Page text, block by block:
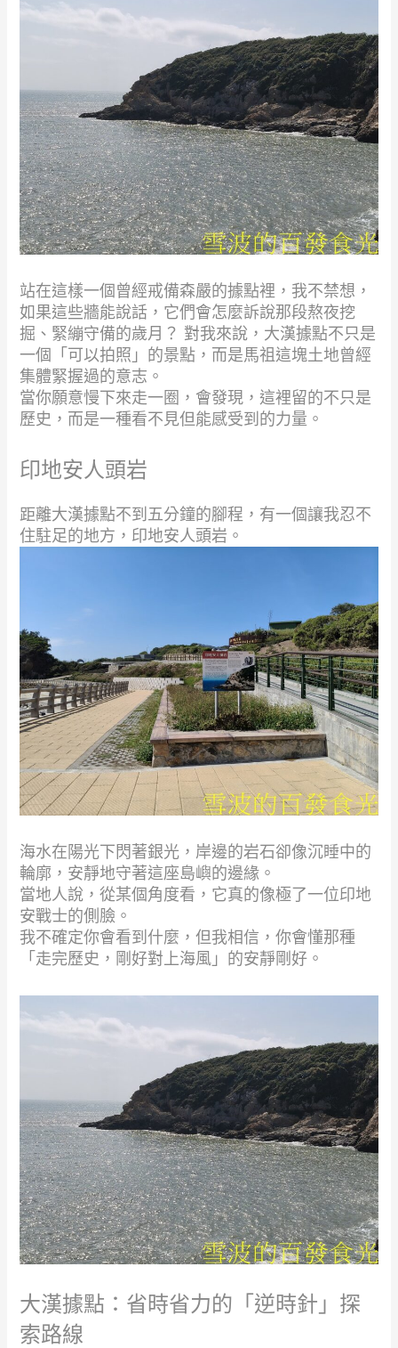
站在這樣一個曾經戒備森嚴的據點裡，我不禁想，
如果這些牆能說話，它們會怎麼訴說那段熬夜挖
掘、緊繃守備的歲月？ 對我來說，大漢據點不只是
一個「可以拍照」的景點，而是馬祖這塊土地曾經
集體緊握過的意志。
當你願意慢下來走一圈，會發現，這裡留的不只是
歷史，而是一種看不見但能感受到的力量。
印地安人頭岩
距離大漢據點不到五分鐘的腳程，有一個讓我忍不
住駐足的地方，印地安人頭岩。
海水在陽光下閃著銀光，岸邊的岩石卻像沉睡中的
輪廓，安靜地守著這座島嶼的邊緣。
當地人說，從某個角度看，它真的像極了一位印地
安戰士的側臉。
我不確定你會看到什麼，但我相信，你會懂那種
「走完歷史，剛好對上海風」的安靜剛好。
大漢據點：省時省力的「逆時針」探
索路線